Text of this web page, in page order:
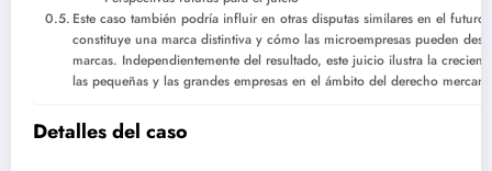
Este caso también podría influir en otras disputas similares en el
constituye una marca distintiva y cómo las microempresas pueden
marcas. Independientemente del resultado, este juicio ilustra la
las pequeñas y las grandes empresas en el ámbito del derecho
Detalles del caso